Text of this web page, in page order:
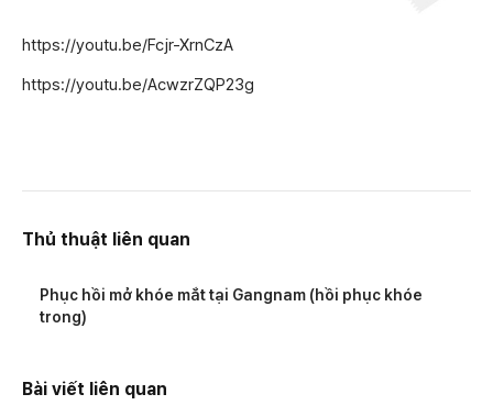
https://youtu.be/Fcjr-XrnCzA
https://youtu.be/AcwzrZQP23g
Thủ thuật liên quan
Phục hồi mở khóe mắt tại Gangnam (hồi phục khóe
trong)
Bài viết liên quan